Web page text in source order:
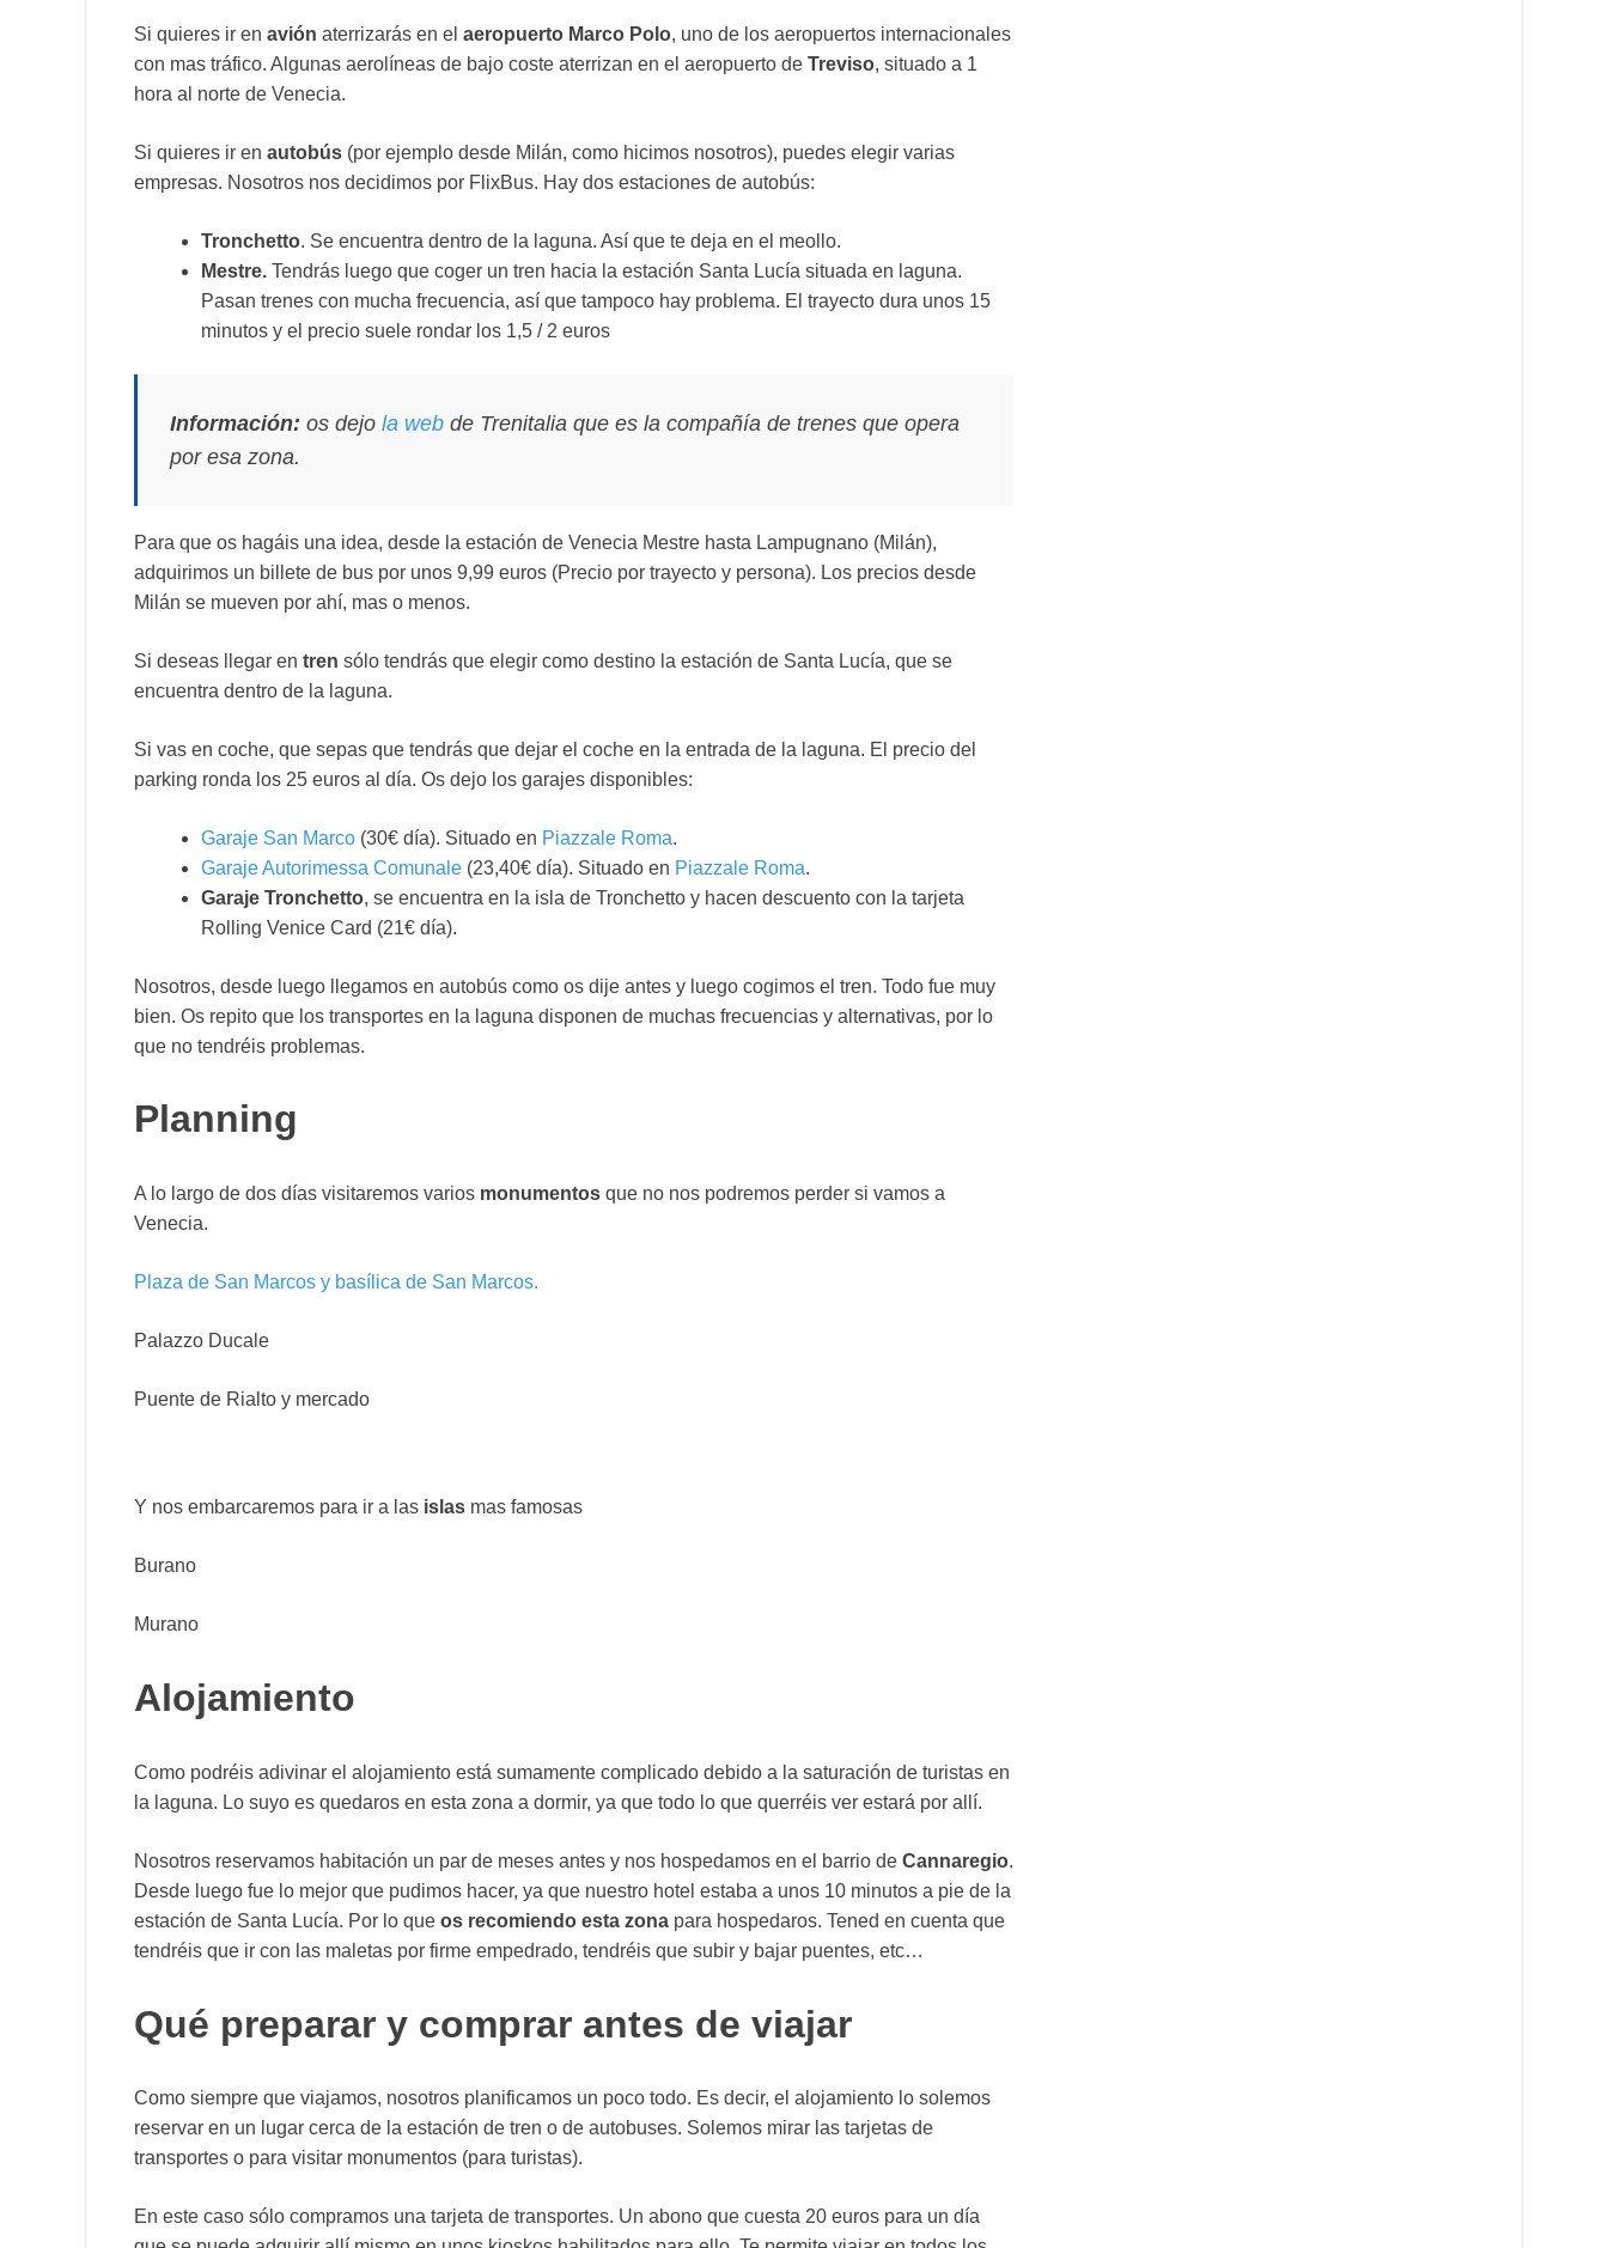
Si quieres ir en avión aterrizarás en el aeropuerto Marco Polo, uno de los aeropuertos internacionales
con mas tráfico. Algunas aerolíneas de bajo coste aterrizan en el aeropuerto de Treviso, situado a 1
hora al norte de Venecia.
Si quieres ir en autobús (por ejemplo desde Milán, como hicimos nosotros), puedes elegir varias
empresas. Nosotros nos decidimos por FlixBus. Hay dos estaciones de autobús:
Tronchetto. Se encuentra dentro de la laguna. Así que te deja en el meollo.
Mestre. Tendrás luego que coger un tren hacia la estación Santa Lucía situada en laguna.
Pasan trenes con mucha frecuencia, así que tampoco hay problema. El trayecto dura unos 15
minutos y el precio suele rondar los 1,5 / 2 euros
Información: os dejo la web de Trenitalia que es la compañía de trenes que opera
por esa zona.
Para que os hagáis una idea, desde la estación de Venecia Mestre hasta Lampugnano (Milán),
adquirimos un billete de bus por unos 9,99 euros (Precio por trayecto y persona). Los precios desde
Milán se mueven por ahí, mas o menos.
Si deseas llegar en tren sólo tendrás que elegir como destino la estación de Santa Lucía, que se
encuentra dentro de la laguna.
Si vas en coche, que sepas que tendrás que dejar el coche en la entrada de la laguna. El precio del
parking ronda los 25 euros al día. Os dejo los garajes disponibles:
Garaje San Marco (30€ día). Situado en Piazzale Roma.
Garaje Autorimessa Comunale (23,40€ día). Situado en Piazzale Roma.
Garaje Tronchetto, se encuentra en la isla de Tronchetto y hacen descuento con la tarjeta
Rolling Venice Card (21€ día).
Nosotros, desde luego llegamos en autobús como os dije antes y luego cogimos el tren. Todo fue muy
bien. Os repito que los transportes en la laguna disponen de muchas frecuencias y alternativas, por lo
que no tendréis problemas.
Planning
A lo largo de dos días visitaremos varios monumentos que no nos podremos perder si vamos a
Venecia.
Plaza de San Marcos y basílica de San Marcos.
Palazzo Ducale
Puente de Rialto y mercado
Y nos embarcaremos para ir a las islas mas famosas
Burano
Murano
Alojamiento
Como podréis adivinar el alojamiento está sumamente complicado debido a la saturación de turistas en
la laguna. Lo suyo es quedaros en esta zona a dormir, ya que todo lo que querréis ver estará por allí.
Nosotros reservamos habitación un par de meses antes y nos hospedamos en el barrio de Cannaregio.
Desde luego fue lo mejor que pudimos hacer, ya que nuestro hotel estaba a unos 10 minutos a pie de la
estación de Santa Lucía. Por lo que os recomiendo esta zona para hospedaros. Tened en cuenta que
tendréis que ir con las maletas por firme empedrado, tendréis que subir y bajar puentes, etc…
Qué preparar y comprar antes de viajar
Como siempre que viajamos, nosotros planificamos un poco todo. Es decir, el alojamiento lo solemos
reservar en un lugar cerca de la estación de tren o de autobuses. Solemos mirar las tarjetas de
transportes o para visitar monumentos (para turistas).
En este caso sólo compramos una tarjeta de transportes. Un abono que cuesta 20 euros para un día